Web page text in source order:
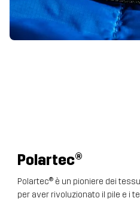
Polartec®
Polartec® è un pioniere dei
per aver rivoluzionato il pile e i